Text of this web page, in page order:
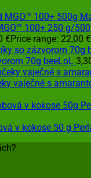
100+ 250 g/
€Price range: 22,00
70g beeLoL
vaječné s
v kokose 50 g